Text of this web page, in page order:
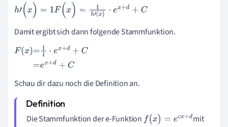
h'(x )= 1 F(x) =1h'(x)·e x+d +C
Damit ergibt sich dann folgende Stammfunktion.
x =1 ex+ d+ ex
Schau dir dazu noch die Definition an.
Die Stammfunktion der e-Funktion f(x)=e cx+ d
mit